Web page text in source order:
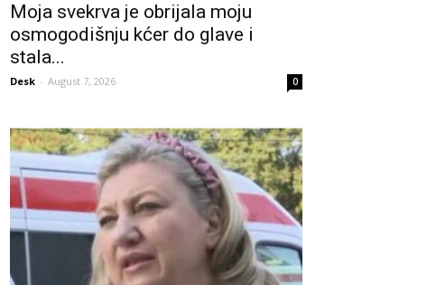
Moja svekrva je obrijala moju
osmogodišnju kćer do glave i
stala...
Desk - August 7, 2026 0